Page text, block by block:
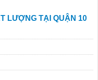
LƯỢNG TẠI QUẬN 10